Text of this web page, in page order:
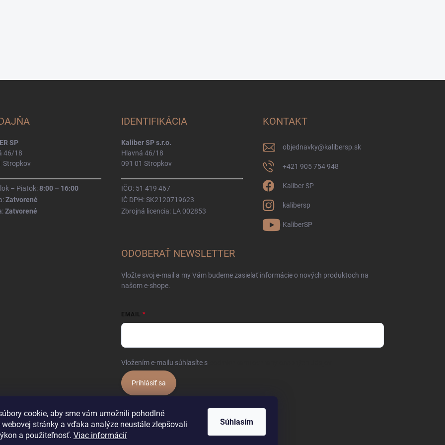
cookie, aby sme vám umožnili pohodlné
stránky a vďaka analýze neustále zlepšovali
a použiteľnosť. Viac informácií
Súhlasím
SP
46/18
Stropkov
– Piatok:8:00 – 16:00
Zatvorené
Zatvorené
IDENTIFIKÁCIA
Kaliber SP s.r.o.
Hlavná 46/18
091 01 Stropkov
IČO: 51 419 467
IČ DPH: SK2120719623
Zbrojná licencia: LA 002853
KONTAKT
objednavky@kalibersp.sk
+421 905 754 948
Kaliber SP
kalibersp
KaliberSP
ODOBERAŤ NEWSLETTER
Vložte svoj e-mail a my Vám budeme zasielať informácie o nových produktoch na
našom e-shope.
EMAIL
Vložením e-mailu súhlasíte s
Prihlásiť sa